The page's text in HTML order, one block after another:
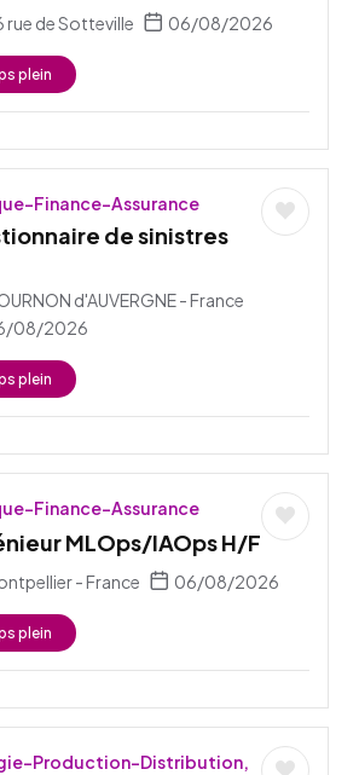
rue de Sotteville 06/08/2026
plein
Finance-Assurance
de sinistres
d'AUVERGNE - France
08/2026
plein
Finance-Assurance
MLOps/IAOps H/F
- France 06/08/2026
plein
Production-Distribution,